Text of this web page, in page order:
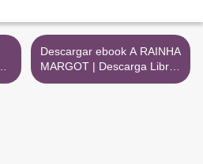
Descargar ebook A RAINHA
MARGOT | Descarga Libros
Gratis (PDF - EPUB) >